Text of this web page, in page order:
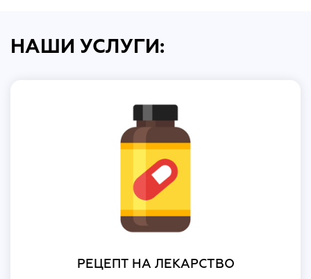
НАШИ УСЛУГИ:
РЕЦЕПТ НА ЛЕКАРСТВО